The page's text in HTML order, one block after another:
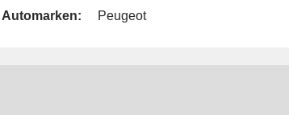
Automarken: Peugeot